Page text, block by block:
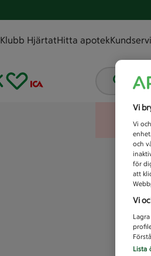
Klubb HjärtatHitta apotek
Vi
Vi
och
för
att
Vi
Lista